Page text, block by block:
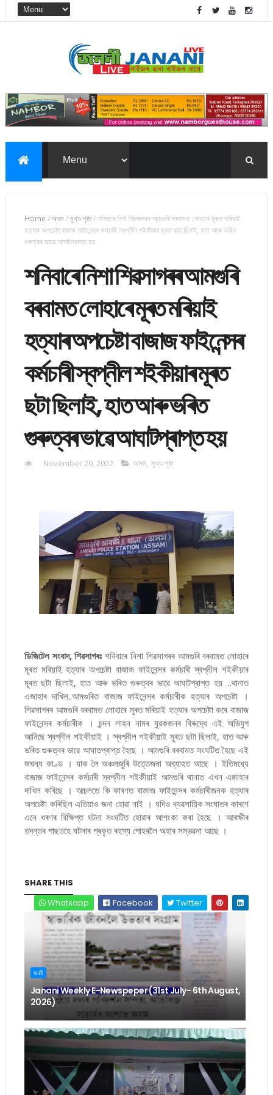
Home /অসম/মুখ্য-পৃষ্ঠা/শনিবাৰে নিশা শিৱসাগৰৰ আমগুৰি বৰবামত লোহাৰে মূৰত মৰিয়াই
হত্যাৰ অপচেষ্টা বাজাজ ফাইনেন্সৰ কৰ্মচাৰী স্বপ্নীল শইকীয়াৰ মূৰত ছটা ছিলাই, হাত আৰু ভৰিত
গুৰুত্বৰ ভাৱে আঘাটপ্ৰাপ্ত হয়
শনিবাৰে নিশা শিৱসাগৰৰ আমগুৰি
বৰবামত লোহাৰে মূৰত মৰিয়াই
হত্যাৰ অপচেষ্টা বাজাজ ফাইনেন্সৰ
কৰ্মচাৰী স্বপ্নীল শইকীয়াৰ মূৰত
ছটা ছিলাই, হাত আৰু ভৰিত
গুৰুত্বৰ ভাৱে আঘাটপ্ৰাপ্ত হয়
November 20, 2022 অসম, মুখ্য-পৃষ্ঠা
ডিজিটেল সংবাদ, শিৱসাগৰঃ শনিবাৰে নিশা শিৱসাগৰৰ আমগুৰি বৰবামত লোহাৰে
মূৰত মৰিয়াই হত্যাৰ অপচেষ্টা বাজাজ ফাইনেন্সৰ কৰ্মচাৰী স্বপ্নীল শইকীয়াৰ
মূৰত ছটা ছিলাই, হাত আৰু ভৰিত গুৰুত্বৰ ভাৱে আঘাটপ্ৰাপ্ত হয় ...থানাত
এজাহাৰ দাখিল..আমগুৰিত বাজাজ ফাইনেন্সৰ কৰ্মচাৰীক হত্যাৰ অপচেষ্টা ।
শিৱসাগৰৰ আমগুৰি বৰবামত লোহাৰে মূৰত মৰিয়াই হত্যাৰ অপচেষ্টা কৰে বাজাজ
ফাইনেন্সৰ কৰ্মচাৰীক । চন্দন লাহন নামৰ যুৱকজনৰ বিৰুদ্ধে এই অভিযুগ
আনিছে স্বপ্নীল শইকীয়াই । স্বপ্নীল শইকীয়াই মূৰত ছটা ছিলাই, হাত আৰু
ভৰিত গুৰুত্বৰ ভাৱে আঘাতপ্ৰাপ্ত হৈছে । আমগুৰি বৰবামত সংঘটিত হৈছে এই
জঘন্য কাণ্ড । যাক লৈ অঞ্চলজুৰি উত্তেজনা অব্যাহত আছে । ইতিমধ্যে
বাজাজ ফাইনেন্সৰ কৰ্মচাৰী স্বপ্নীল শইকীয়াই আমগুৰি থানাত এখন এজাহাৰ
দাখিল কৰিছে । আচলতে কি কাৰণত বাজাজ ফাইনেন্সৰ কৰ্মচাৰীজনক হত্যাৰ
অপচেষ্টা কৰিছিল এতিয়াও জনা হোৱা নাই । যদিও ব্যৱসায়িক সংঘাতৰ কাৰণে
এনে ধৰণৰ বিক্ষিপ্ত ঘটনা সংঘটিত হোৱাৰ আশংকা কৰা হৈছে । আৰক্ষীৰ
তদন্তৰ পাছতহে ঘটনাৰ প্ৰকৃত ৰহস্য পোহৰলৈ অহাৰ সম্ভৱনা আছে ।
SHARE THIS
Whatsapp
Facebook Twitter
জননী
Janani Weekly E-Newspeper (31st July- 6th August,
2026)